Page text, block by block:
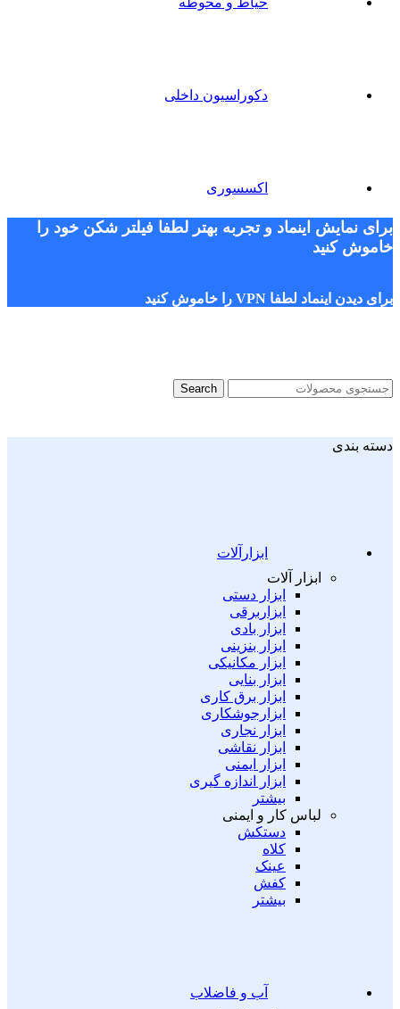
دکوراسیون داخلی
اکسسوری
برای نمایش اینماد و تجربه بهتر لطفا فیلتر شکن خود را
خاموش کنید
برای دیدن اینماد لطفا VPN را خاموش کنید
Search
دسته بندی
ابزارآلات
ابزار آلات
ابزار دستی
ابزاربرقی
ابزار بادی
ابزار بنزینی
ابزار مکانیکی
ابزار بنایی
ابزار برق کاری
ابزارجوشکاری
ابزار نجاری
ابزار نقاشی
ابزار ایمنی
ابزار اندازه گیری
بیشتر
لباس کار و ایمنی
دستکش
کلاه
عینک
کفش
بیشتر
آب و فاضلاب